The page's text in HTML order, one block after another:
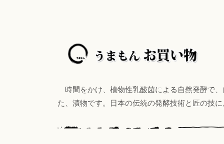
時間をかけ、植物性乳酸菌による自然発酵で
た、漬物です。日本の伝統の発酵技術と匠の技